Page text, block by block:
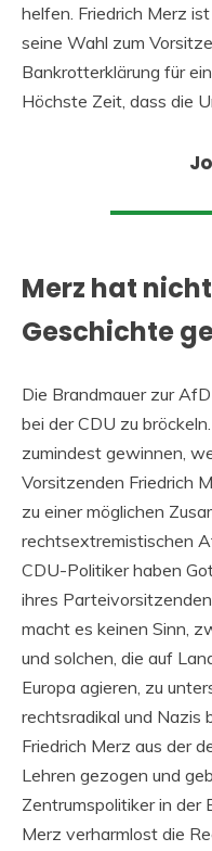
helfen. Friedrich Merz
seine Wahl zum
Bankrotterklärung für
Höchste Zeit, dass die
Merz hat
Geschichte
Die Brandmauer zur
bei der CDU zu
zumindest gewinnen,
Vorsitzenden Friedrich
zu einer möglichen
rechtsextremistischen
CDU-Politiker haben
ihres
macht es keinen Sinn,
und solchen, die auf
Europa agieren, zu
rechtsradikal und Nazis
Friedrich Merz aus der
Lehren gezogen und
Zentrumspolitiker in der
Merz verharmlost die